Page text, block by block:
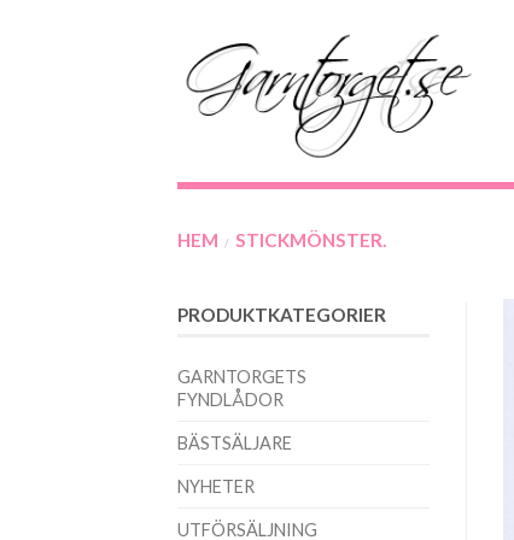
HEM / STICKMÖNSTER.
PRODUKTKATEGORIER
GARNTORGETS
FYNDLÅDOR
BÄSTSÄLJARE
NYHETER
UTFÖRSÄLJNING